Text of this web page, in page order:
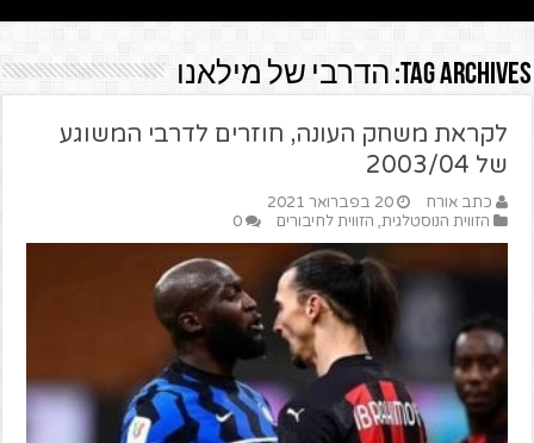
Tag Archives: הדרבי של מילאנו
לקראת משחק העונה, חוזרים לדרבי המשוגע
של 2003/04
כתב אורח
20 בפברואר 2021
הזווית הנוסטלגית, הזווית לחיבורים 0